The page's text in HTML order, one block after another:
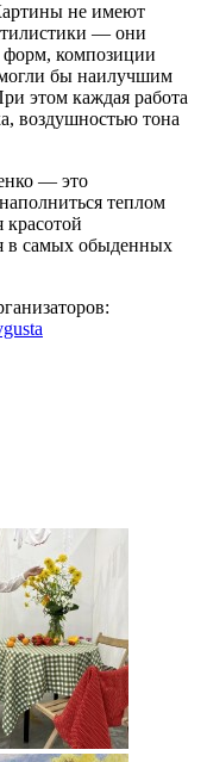
не имеют
— они
форм, композиции
бы наилучшим
этом каждая работа
воздушностью тона
— это
теплом
красотой
в самых обыденных